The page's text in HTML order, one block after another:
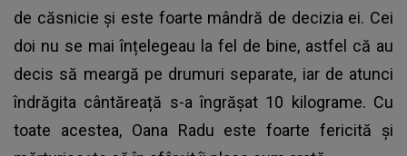
de căsnicie și este foarte mândră de decizia ei. Cei
doi nu se mai înțelegeau la fel de bine, astfel că au
decis să meargă pe drumuri separate, iar de atunci
îndrăgita cântăreață s-a îngrășat 10 kilograme. Cu
toate acestea, Oana Radu este foarte fericită și